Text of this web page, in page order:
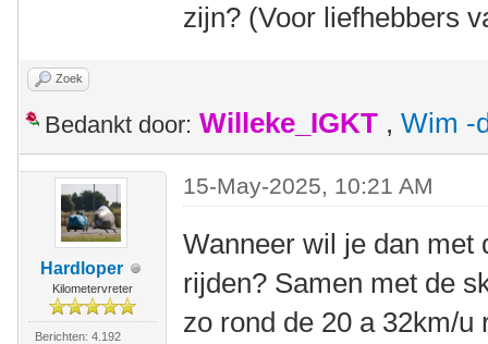
zijn? (Voor liefhebbers
Zoek
Bedankt door: Willeke_IGKT , Wim -
Hardloper
Kilometervreter
Berichten: 4.192
15-May-2025, 10:21 AM
Wanneer wil je dan met
rijden? Samen met de
zo rond de 20 a 32km/